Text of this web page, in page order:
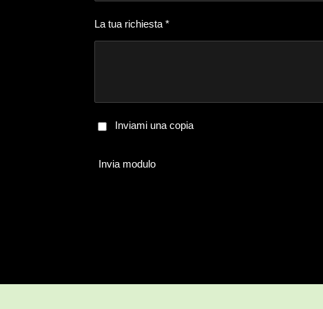
La tua richiesta *
Inviami una copia
Invia modulo